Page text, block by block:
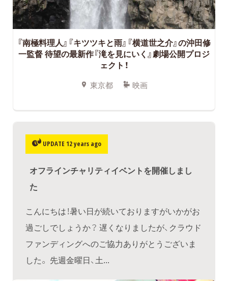
『南極料理人』『キツツキと雨』『横道世之介』の沖田修
一監督 待望の最新作『滝を見にいく』劇場公開プロジ
ェクト！
東京都 映画
UPDATE 12 years ago
オフラインチャリティイベントを開催しまし
た
こんにちは！暑い日が続いておりますがいかがお
過ごしでしょうか？ 遅くなりましたが、クラウド
ファンディングへのご協力ありがとうございま
した。 先週金曜日、土...